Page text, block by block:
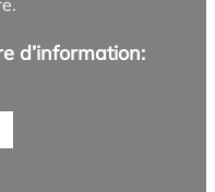
d’information: